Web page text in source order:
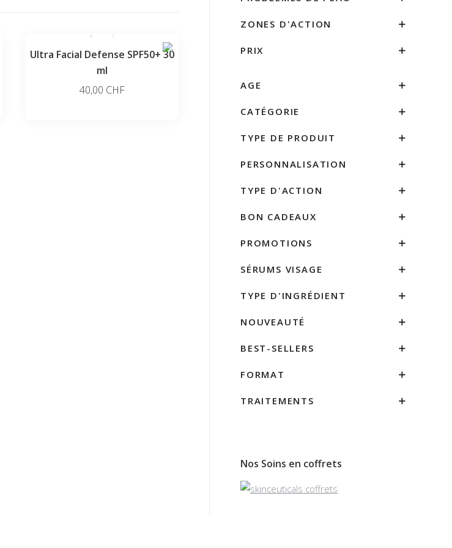
Ultra Facial Defense SPF50+ 30
ml
40,00 CHF
ZONES D'ACTION
PRIX
AGE
CATÉGORIE
TYPE DE PRODUIT
PERSONNALISATION
TYPE D'ACTION
BON CADEAUX
PROMOTIONS
SÉRUMS VISAGE
TYPE D'INGRÉDIENT
NOUVEAUTÉ
BEST-SELLERS
FORMAT
TRAITEMENTS
Nos Soins en coffrets